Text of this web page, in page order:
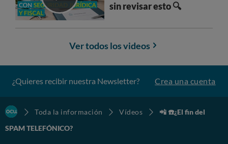
sin revisar esto 🔍
Ver todos los videos
¿Quieres recibir nuestra Newsletter? Crea una cuenta
Toda la información Vídeos
📲 ☎️¿El fin del
SPAM TELEFÓNICO?